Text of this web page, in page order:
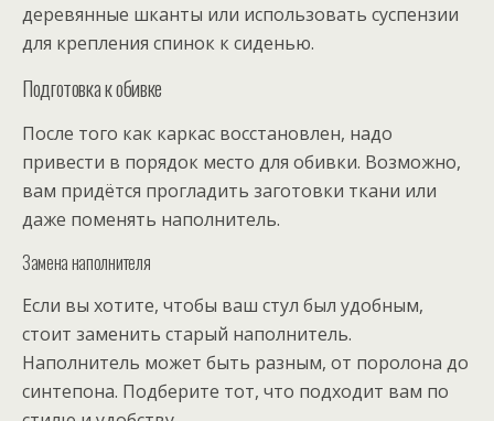
деревянные шканты или использовать суспензии
для крепления спинок к сиденью.
Подготовка к обивке
После того как каркас восстановлен, надо
привести в порядок место для обивки. Возможно,
вам придётся прогладить заготовки ткани или
даже поменять наполнитель.
Замена наполнителя
Если вы хотите, чтобы ваш стул был удобным,
стоит заменить старый наполнитель.
Наполнитель может быть разным, от поролона до
синтепона. Подберите тот, что подходит вам по